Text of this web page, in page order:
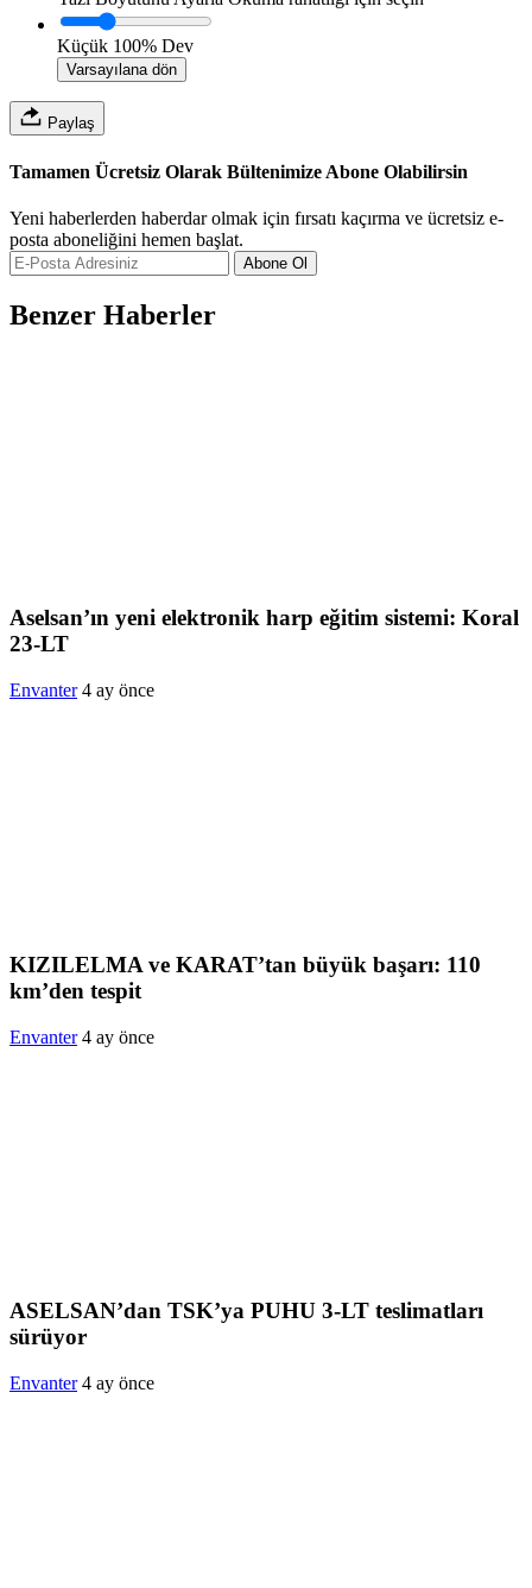
Küçük 100% Dev
Varsayılana dön
Paylaş
Tamamen Ücretsiz Olarak Bültenimize Abone Olabilirsin
Yeni haberlerden haberdar olmak için fırsatı kaçırma ve ücretsiz e-
posta aboneliğini hemen başlat.
Abone Ol
Benzer Haberler
Aselsan’ın yeni elektronik harp eğitim sistemi: Koral
23-LT
Envanter 4 ay önce
KIZILELMA ve KARAT’tan büyük başarı: 110
km’den tespit
Envanter 4 ay önce
ASELSAN’dan TSK’ya PUHU 3-LT teslimatları
sürüyor
Envanter 4 ay önce